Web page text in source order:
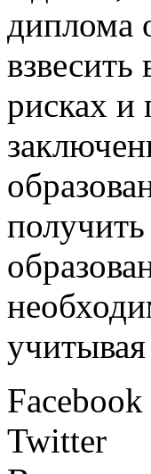
диплома
рисках и
Facebook
Twitter